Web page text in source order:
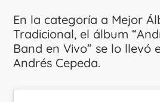
En la categoría a Mejor
Tradicional, el álbum
Band en Vivo” se lo llevó
Andrés Cepeda.